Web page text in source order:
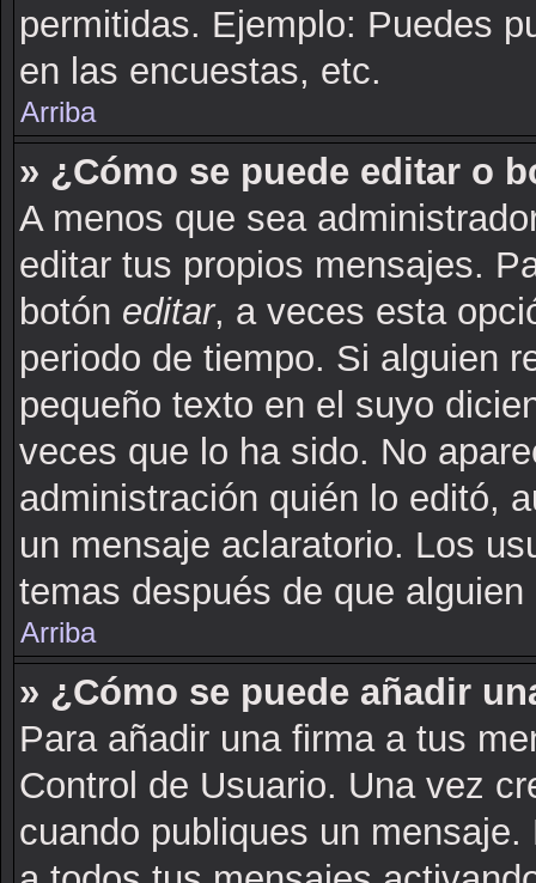
permitidas. Ejemplo: Puedes
en las encuestas, etc.
Arriba
» ¿Cómo se puede editar o
A menos que sea
editar tus propios mensajes.
botón editar, a veces esta
periodo de tiempo. Si alguien
pequeño texto en el suyo
veces que lo ha sido. No
administración quién lo editó,
un mensaje aclaratorio. Los
temas después de que
Arriba
» ¿Cómo se puede añadir
Para añadir una firma a tus
Control de Usuario. Una vez
cuando publiques un